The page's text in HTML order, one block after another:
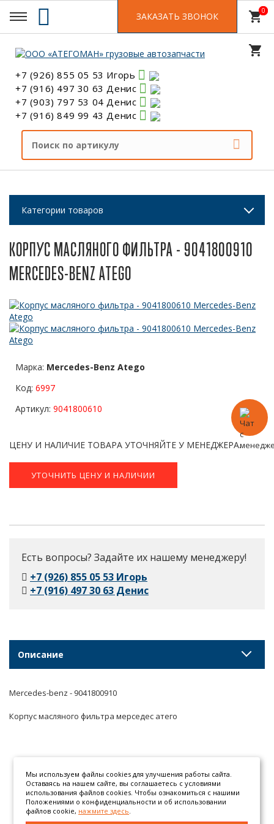
+7 (926) 855 05 53 Игорь
+7 (916) 497 30 63 Денис
+7 (903) 797 53 04 Денис
+7 (916) 849 99 43 Денис
ЗАКАЗАТЬ ЗВОНОК shopping_cart0
shopping_cart
0
Категории товаров
КОРПУС МАСЛЯНОГО ФИЛЬТРА - 9041800910
MERCEDES-BENZ ATEGO
Марка: Mercedes-Benz Atego
Код: 6997
Артикул: 9041800610
ЦЕНУ И НАЛИЧИЕ ТОВАРА УТОЧНЯЙТЕ У МЕНЕДЖЕРА.
УТОЧНИТЬ ЦЕНУ И НАЛИЧИИ
Есть вопросы? Задайте их нашему менеджеру!
+7 (926) 855 05 53 Игорь
+7 (916) 497 30 63 Денис
Описание
Mercedes-benz - 9041800910
Корпус масляного фильтра мерседес атего
Мы используем файлы cookies для улучшения работы сайта.
Оставаясь на нашем сайте, вы соглашаетесь с условиями
использования файлов cookies. Чтобы ознакомиться с нашими
Положениями о конфиденциальности и об использовании
файлов cookie, нажмите здесь.